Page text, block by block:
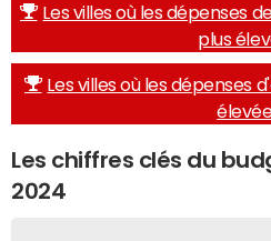
Les villes où les dépenses
plus
Les villes où les dépenses
Les chiffres clés du
2024